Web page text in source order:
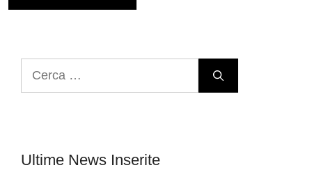
Ultime News Inserite